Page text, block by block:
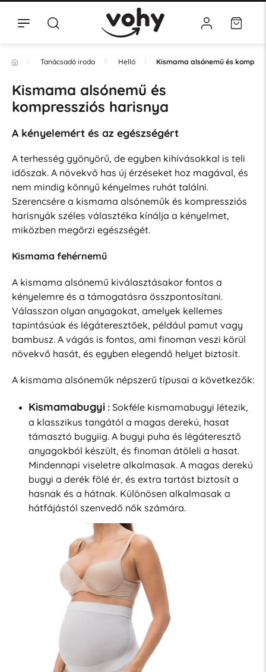
Tanácsadó iroda Helló Kismama alsónemű és
Kismama alsónemű és
kompressziós harisnya
A kényelemért és az egészségért
A terhesség gyönyörű, de egyben kihívásokkal is teli
időszak. A növekvő has új érzéseket hoz magával, és
nem mindig könnyű kényelmes ruhát találni.
Szerencsére a kismama alsóneműk és kompressziós
harisnyák széles választéka kínálja a kényelmet,
miközben megőrzi egészségét.
Kismama fehérnemű
A kismama alsónemű kiválasztásakor fontos a
kényelemre és a támogatásra összpontosítani.
Válasszon olyan anyagokat, amelyek kellemes
tapintásúak és légáteresztőek, például pamut vagy
bambusz. A vágás is fontos, ami finoman veszi körül
növekvő hasát, és egyben elegendő helyet biztosít.
A kismama alsóneműk népszerű típusai a következők:
Kismamabugyi :Sokféle kismamabugyi létezik,
a klasszikus tangától a magas derekú, hasat
támasztó bugyiig. A bugyi puha és légáteresztő
anyagokból készült, és finoman átöleli a hasat.
Mindennapi viseletre alkalmasak. A magas derekú
bugyi a derék fölé ér, és extra tartást biztosít a
hasnak és a hátnak. Különösen alkalmasak a
hátfájástól szenvedő nők számára.